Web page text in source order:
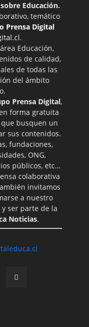
Educación.
temático
Prensa Digital
.
Educación,
de calidad,
de todas las
del ámbito
Prensa Digital,
forma gratuita
busquen un
sus contenidos.
fundaciones,
ONG,
públicos, etc…
colaborativa
invitamos
a nuestro
ser parte de la
Noticias.